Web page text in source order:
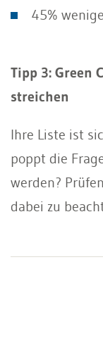
45%
Tipp 3: Green
streichen
Ihre Liste ist
poppt die
werden?
dabei zu